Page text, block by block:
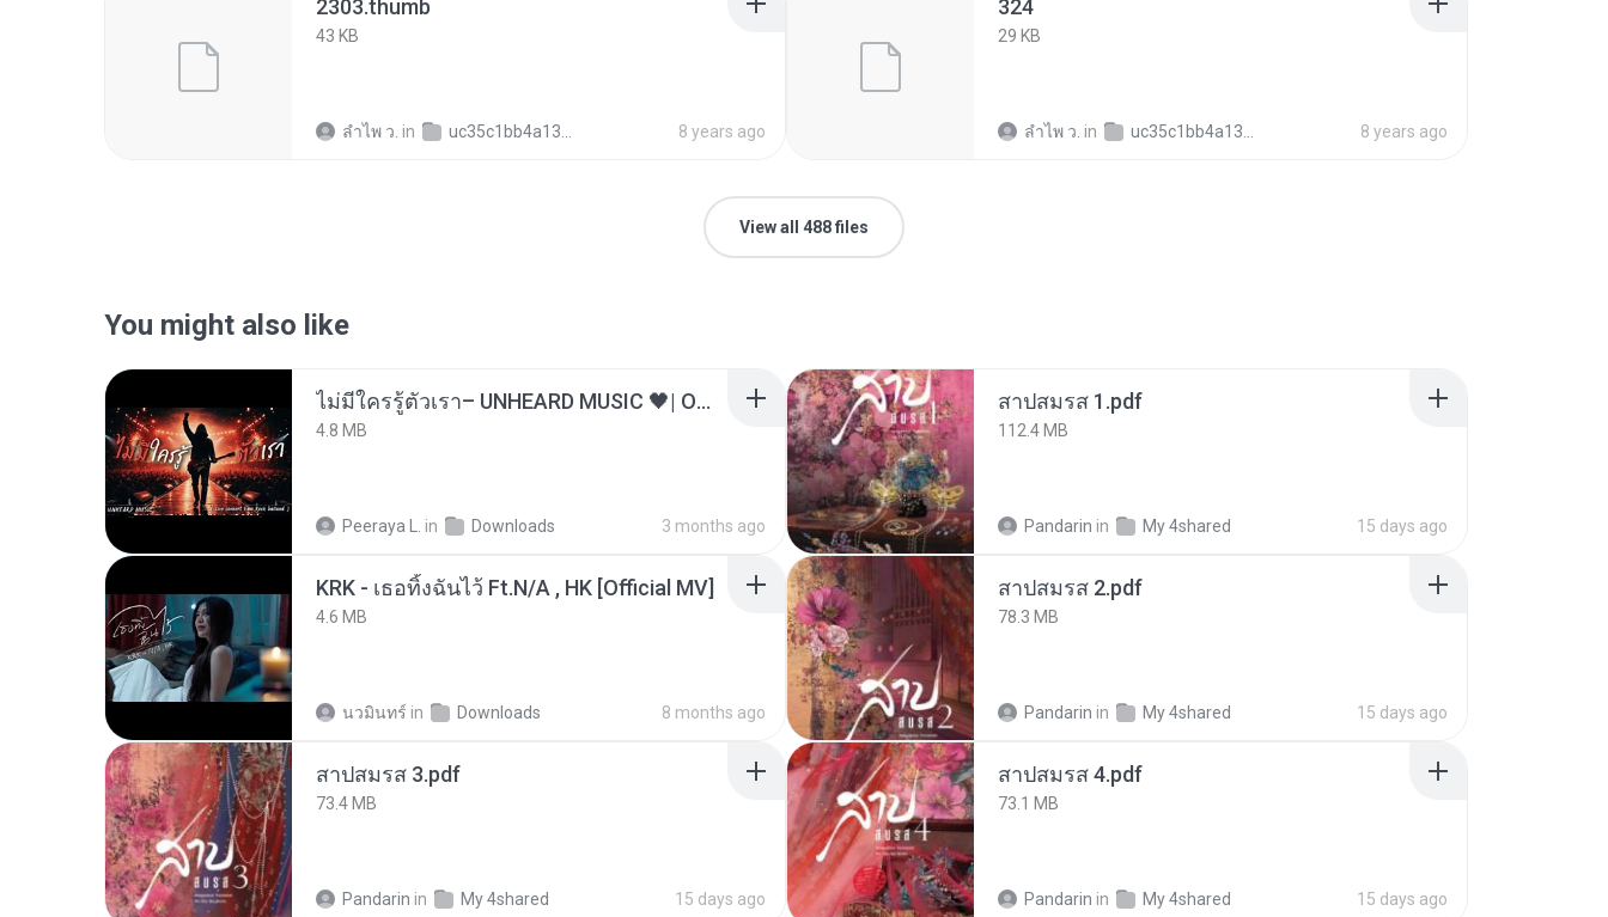
2303.thumb
43 KB
ลําไพ ว. in uc35c1bb4a1304fb5a08f6921344c03d7 8 years ago
324
29 KB
ลําไพ ว. in uc35c1bb4a1304fb5a08f6921344c03d7 8 years ago
View all 488 files
You might also like
ไม่มีใครรู้ตัวเรา– UNHEARD MUSIC 🖤| Official Lyric Video | เพลงสู้ชีวิต
4.8 MB
Peeraya L. in Downloads 3 months ago
สาปสมรส 1.pdf
112.4 MB
Pandarin in My 4shared 15 days ago
KRK - เธอทิ้งฉันไว้ Ft.N/A , HK [Official MV]
4.6 MB
นวมินทร์ in Downloads 8 months ago
สาปสมรส 2.pdf
78.3 MB
Pandarin in My 4shared 15 days ago
สาปสมรส 3.pdf
73.4 MB
Pandarin in My 4shared 15 days ago
สาปสมรส 4.pdf
73.1 MB
Pandarin in My 4shared 15 days ago